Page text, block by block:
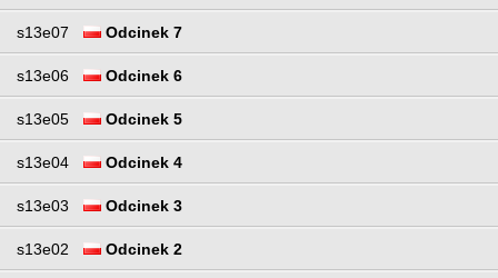
s13e07 Odcinek 7
s13e06 Odcinek 6
s13e05 Odcinek 5
s13e04 Odcinek 4
s13e03 Odcinek 3
s13e02 Odcinek 2